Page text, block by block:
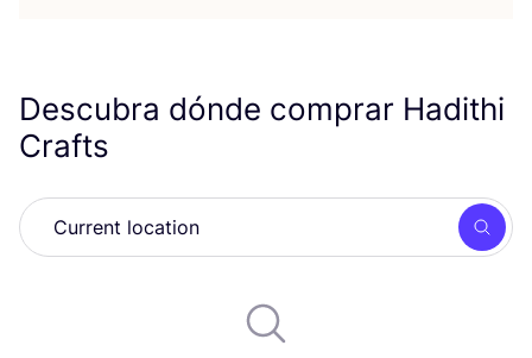
Descubra dónde comprar Hadithi
Crafts